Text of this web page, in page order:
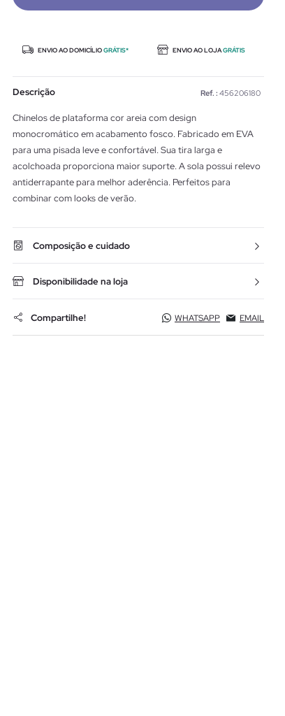
ENVIO AO DOMICÍLIOGRÁTIS* ENVIO AO LOJAGRÁTIS
Descrição Ref. : 456206180
Chinelos de plataforma cor areia com design
monocromático em acabamento fosco. Fabricado em EVA
para uma pisada leve e confortável. Sua tira larga e
acolchoada proporciona maior suporte. A sola possui relevo
antiderrapante para melhor aderência. Perfeitos para
combinar com looks de verão.
Composição e cuidado
Disponibilidade na loja
Compartilhe! WHATSAPP EMAIL